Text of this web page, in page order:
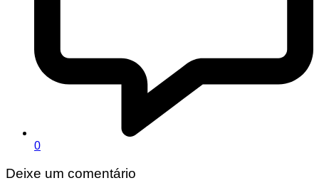
0
Deixe um comentário